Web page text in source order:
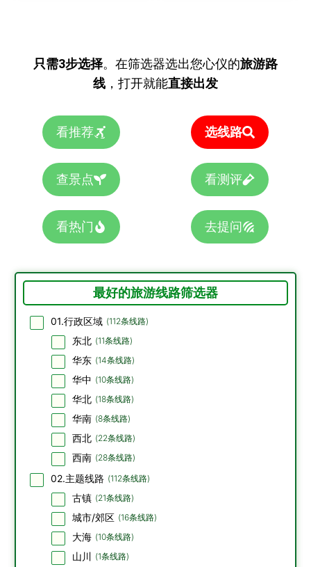
只需3步选择。在筛选器选出您心仪的旅游路
线 ，打开就能直接出发
看推荐 选线路
查景点 看测评
看热门 去提问
最好的旅游线路筛选器
01.行政区域 (112条线路)
东北 (11条线路)
华东 (14条线路)
华中 (10条线路)
华北 (18条线路)
华南 (8条线路)
西北 (22条线路)
西南 (28条线路)
02.主题线路 (112条线路)
古镇 (21条线路)
城市/郊区 (16条线路)
大海 (10条线路)
山川 (1条线路)